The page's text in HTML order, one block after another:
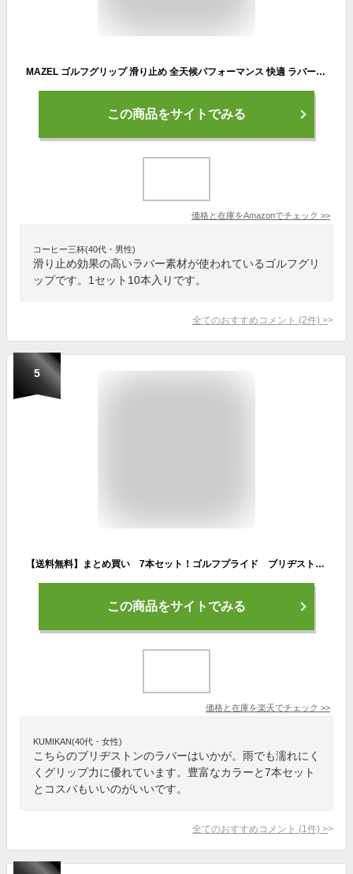
MAZEL ゴルフグリップ 滑り止め 全天候パフォーマンス 快適 ラバー アイアンやウッドやドライバー用グリップ (ミッドサイズ, 黒（10本）)
この商品をサイトでみる
価格と在庫をAmazonでチェック >>
コーヒー三杯(40代・男性)
滑り止め効果の高いラバー素材が使われているゴルフグリ
ップです。1セット10本入りです。
全てのおすすめコメント (2件) >
5
【送料無料】まとめ買い 7本セット！ゴルフプライド ブリヂストン オリジナル ラバーバックラインなし / 数量限定ホワイト ブラック イエロー ブルー
この商品をサイトでみる
価格と在庫を楽天でチェック >>
KUMIKAN(40代・女性)
こちらのブリヂストンのラバーはいかが。雨でも濡れにく
くグリップ力に優れています。豊富なカラーと7本セット
とコスパもいいのがいいです。
全てのおすすめコメント (1 件) >